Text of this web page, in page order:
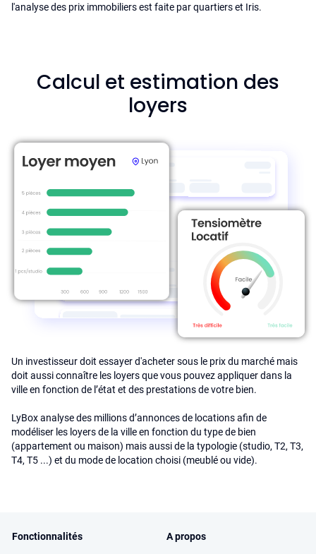
l'analyse des prix immobiliers est faite par quartiers et Iris.
Calcul et estimation des
loyers
Un investisseur doit essayer d'acheter sous le prix du marché mais
doit aussi connaître les loyers que vous pouvez appliquer dans la
ville en fonction de l’état et des prestations de votre bien.
LyBox analyse des millions d’annonces de locations afin de
modéliser les loyers de la ville en fonction du type de bien
(appartement ou maison) mais aussi de la typologie (studio, T2, T3,
T4, T5 ...) et du mode de location choisi (meublé ou vide).
Fonctionnalités A propos